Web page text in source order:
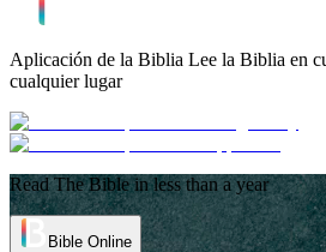
Aplicación de la Biblia Lee la Biblia en
cualquier lugar
Read The Bible in less than a year
Bible Online